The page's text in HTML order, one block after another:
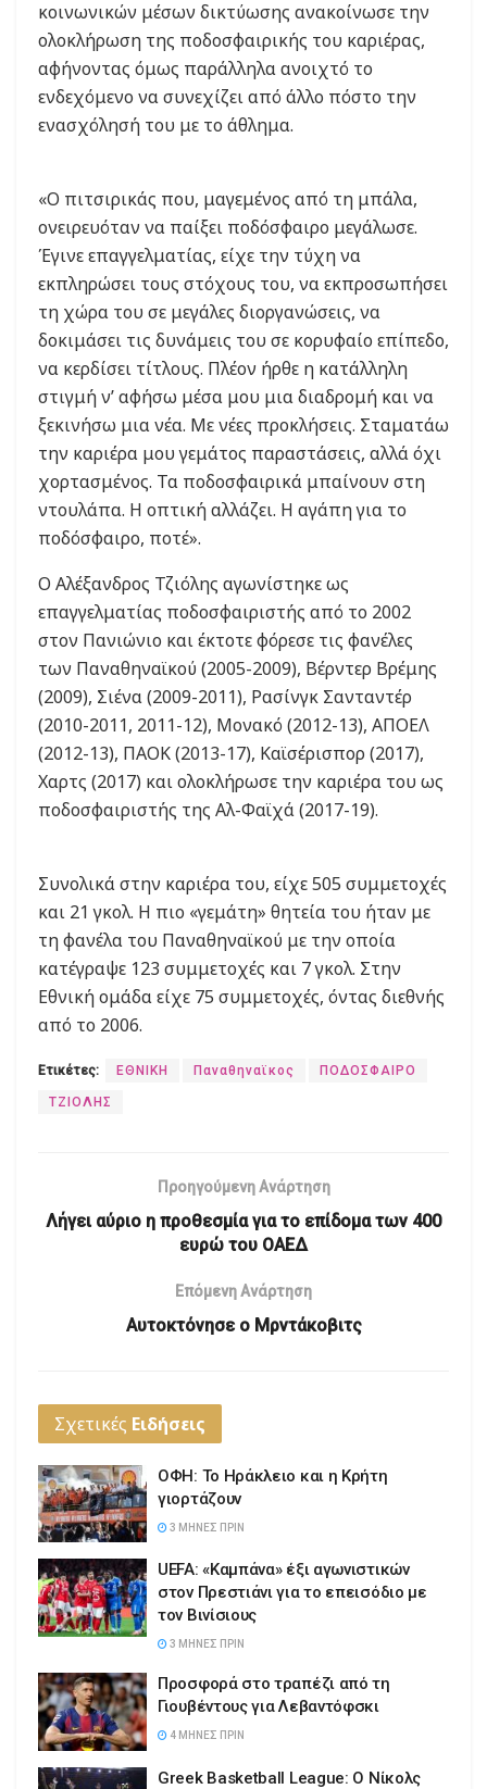
κοινωνικών μέσων δικτύωσης ανακοίνωσε την
ολοκλήρωση της ποδοσφαιρικής του καριέρας,
αφήνοντας όμως παράλληλα ανοιχτό το
ενδεχόμενο να συνεχίζει από άλλο πόστο την
ενασχόλησή του με το άθλημα.
«Ο πιτσιρικάς που, μαγεμένος από τη μπάλα,
ονειρευόταν να παίξει ποδόσφαιρο μεγάλωσε.
Έγινε επαγγελματίας, είχε την τύχη να
εκπληρώσει τους στόχους του, να εκπροσωπήσει
τη χώρα του σε μεγάλες διοργανώσεις, να
δοκιμάσει τις δυνάμεις του σε κορυφαίο επίπεδο,
να κερδίσει τίτλους. Πλέον ήρθε η κατάλληλη
στιγμή ν’ αφήσω μέσα μου μια διαδρομή και να
ξεκινήσω μια νέα. Με νέες προκλήσεις. Σταματάω
την καριέρα μου γεμάτος παραστάσεις, αλλά όχι
χορτασμένος. Τα ποδοσφαιρικά μπαίνουν στη
ντουλάπα. Η οπτική αλλάζει. Η αγάπη για το
ποδόσφαιρο, ποτέ».
Ο Αλέξανδρος Τζιόλης αγωνίστηκε ως
επαγγελματίας ποδοσφαιριστής από το 2002
στον Πανιώνιο και έκτοτε φόρεσε τις φανέλες
των Παναθηναϊκού (2005-2009), Βέρντερ Βρέμης
(2009), Σιένα (2009-2011), Ρασίνγκ Σανταντέρ
(2010-2011, 2011-12), Μονακό (2012-13), ΑΠΟΕΛ
(2012-13), ΠΑΟΚ (2013-17), Καϊσέρισπορ (2017),
Χαρτς (2017) και ολοκλήρωσε την καριέρα του ως
ποδοσφαιριστής της Αλ-Φαϊχά (2017-19).
Συνολικά στην καριέρα του, είχε 505 συμμετοχές
και 21 γκολ. Η πιο «γεμάτη» θητεία του ήταν με
τη φανέλα του Παναθηναϊκού με την οποία
κατέγραψε 123 συμμετοχές και 7 γκολ. Στην
Εθνική ομάδα είχε 75 συμμετοχές, όντας διεθνής
από το 2006.
Ετικέτες: ΕΘΝΙΚΗ Παναθηναϊκος ΠΟΔΟΣΦΑΙΡΟ
ΤΖΙΟΛΗΣ
Προηγούμενη Ανάρτηση
Λήγει αύριο η προθεσμία για το επίδομα των 400
ευρώ του ΟΑΕΔ
Επόμενη Ανάρτηση
Αυτοκτόνησε ο Μρντάκοβιτς
Σχετικές Ειδήσεις
ΟΦΗ: Το Ηράκλειο και η Κρήτη
γιορτάζουν
3 ΜΉΝΕΣ ΠΡΙΝ
UEFA: «Καμπάνα» έξι αγωνιστικών
στον Πρεστιάνι για το επεισόδιο με
τον Βινίσιους
3 ΜΉΝΕΣ ΠΡΙΝ
Προσφορά στο τραπέζι από τη
Γιουβέντους για Λεβαντόφσκι
4 ΜΉΝΕΣ ΠΡΙΝ
Greek Basketball League: Ο Νίκολς